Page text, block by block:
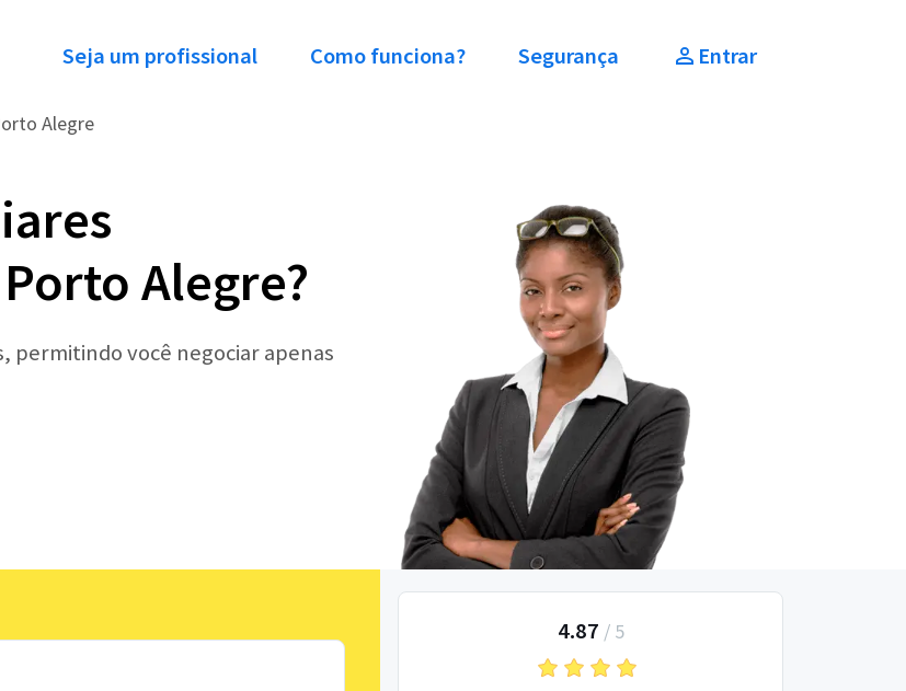
Seja um profissional Como funciona? Segurança Entrar
Alegre
Alegre?
permitindo você negociar apenas
4.87 / 5